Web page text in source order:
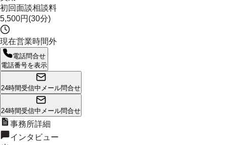
初回面談相談料
5,500円(30分)
現在営業時間外
電話問合せ
電話番号を表示
24時間受信中 メール問合せ
24時間受信中 メール問合せ
事務所詳細
インタビュー